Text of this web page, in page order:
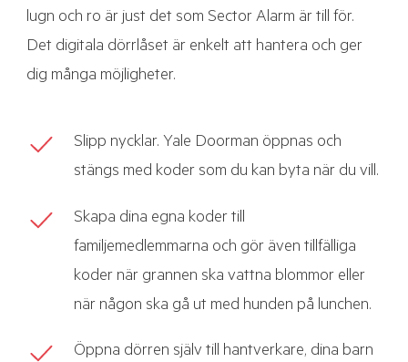
lugn och ro är just det som Sector Alarm är till för.
Det digitala dörrlåset är enkelt att hantera och ger
dig många möjligheter.
Slipp nycklar. Yale Doorman öppnas och
stängs med koder som du kan byta när du vill.
Skapa dina egna koder till
familjemedlemmarna och gör även tillfälliga
koder när grannen ska vattna blommor eller
när någon ska gå ut med hunden på lunchen.
Öppna dörren själv till hantverkare, dina barn